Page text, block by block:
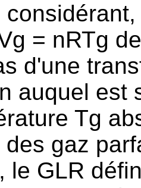
= nRTg
d'une
auquel est
Tg
gaz
le GLR